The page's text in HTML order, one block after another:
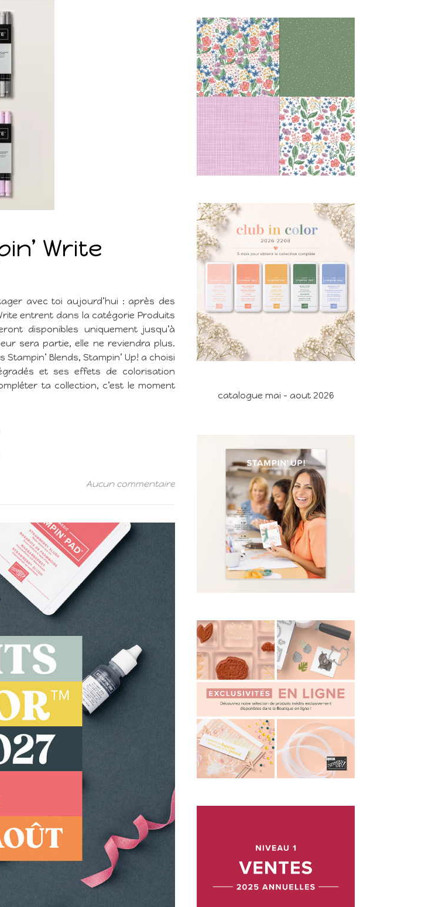
Write
avec toi aujourd’hui : après des
entrent dans la catégorie Produits
disponibles uniquement jusqu’à
sera partie, elle ne reviendra plus.
Blends, Stampin’ Up! a choisi
et ses effets de colorisation
ta collection, c’est le moment
Aucun commentaire
catalogue mai - aout 2026